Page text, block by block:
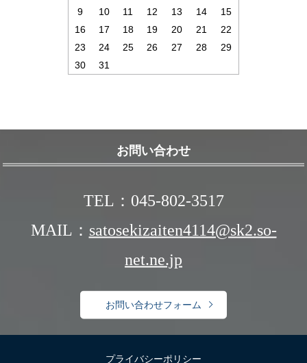
9
10 11 12 13 14
15
16
17 18 19 20 21
22
23
24 25 26 27 28
29
30
31
お問い合わせ
TEL：045-802-3517
MAIL： satosekizaiten4114@sk2.so-
net.ne.jp
お問い合わせフォーム
プライバシーポリシー